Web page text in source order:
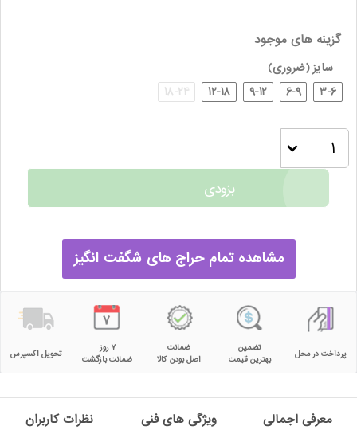
گزینه های موجود
سایز (ضروری)
3-6
6-9
9-12
12-18
18-24
بزودی
مشاهده تمام حراج های شگفت انگیز
پرداخت در محل
تضمین
بهترین قیمت
ضمانت
اصل بودن کالا
۷ روز
ضمانت بازگشت
تحویل اکسپرس
معرفی اجمالی ویژگی های فنی نظرات کاربران